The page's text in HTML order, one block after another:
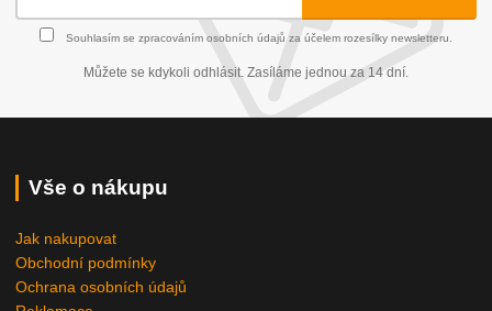
Souhlasím se zpracováním osobních údajů za účelem rozesílky newsletteru.
Můžete se kdykoli odhlásit. Zasíláme jednou za 14 dní.
Vše o nákupu
Jak nakupovat
Obchodní podmínky
Ochrana osobních údajů